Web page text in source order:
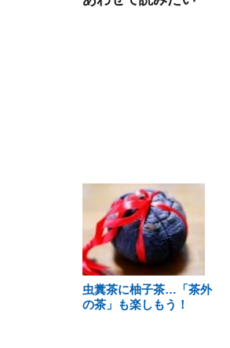
虫糞茶に柚子茶…「茶外
の茶」も楽しもう！